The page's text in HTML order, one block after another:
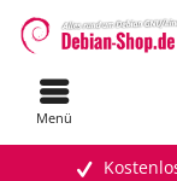
Menü